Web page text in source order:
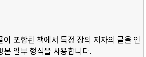
이 포함된 책에서 특정 장의 저자의 글을 인
본 일부 형식을 사용합니다.